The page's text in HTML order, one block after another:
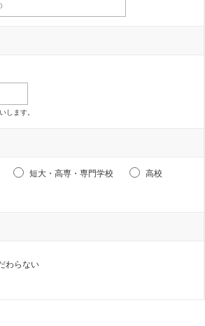
します。
短大・高専・専門学校
高校
わらない